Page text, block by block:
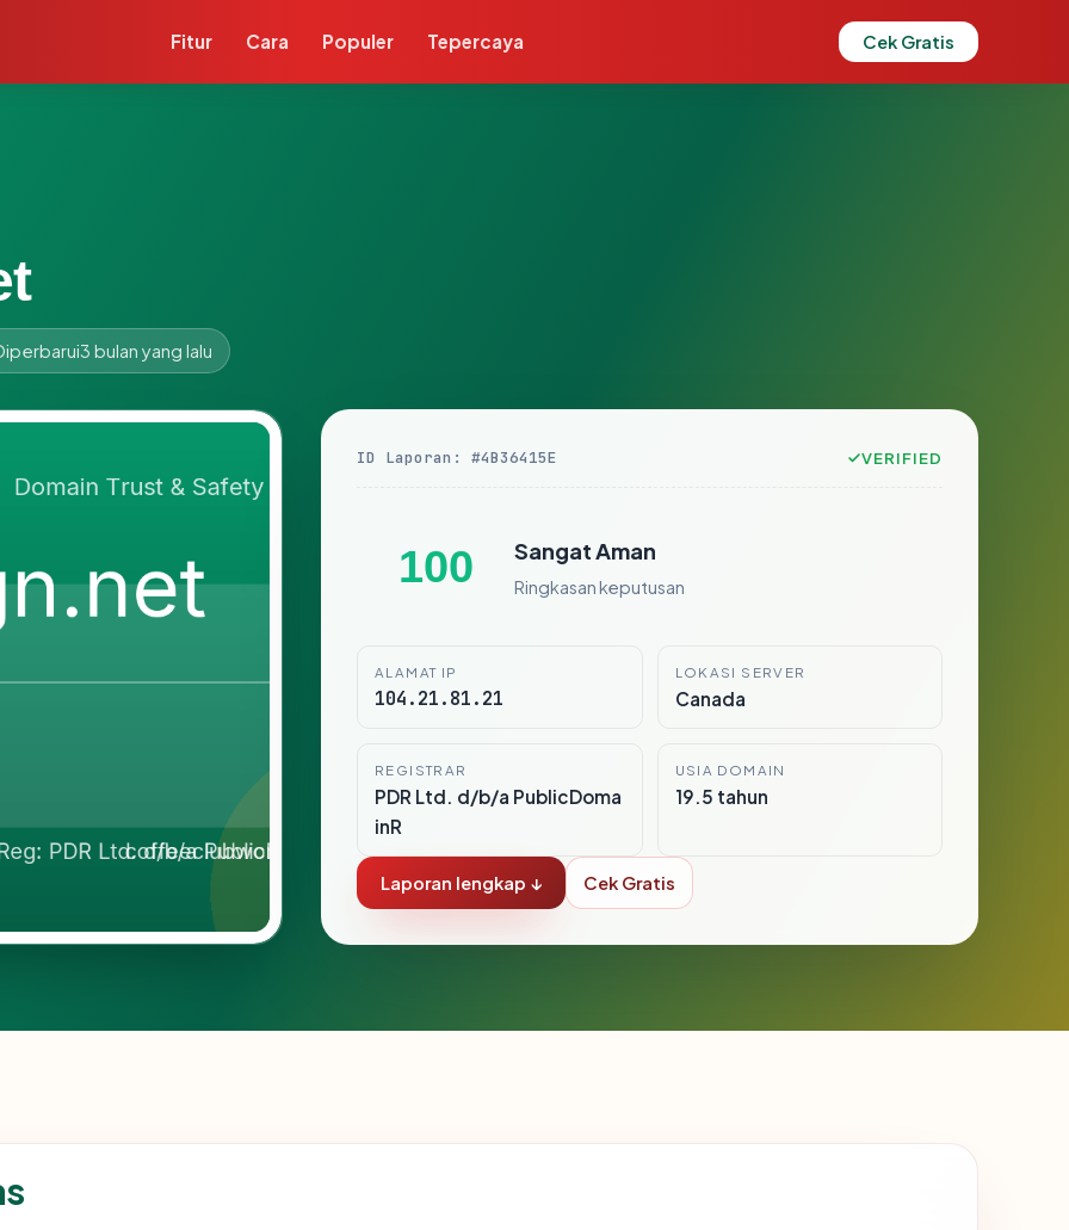
Fitur Cara Populer Tepercaya Cek Gratis
3 bulan yang lalu
ID Laporan: #4B36415E VERIFIED
100 Sangat Aman
Ringkasan keputusan
ALAMAT IP
104.21.81.21
LOKASI SERVER
Canada
REGISTRAR
PDR Ltd. d/b/a PublicDoma
inR
USIA DOMAIN
19.5 tahun
Laporan lengkap ↓ Cek Gratis